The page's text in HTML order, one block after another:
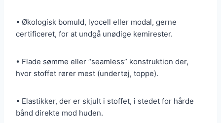
• Økologisk bomuld, lyocell eller modal, gerne
certificeret, for at undgå unødige kemirester.
• Flade sømme eller “seamless” konstruktion der,
hvor stoffet rører mest (undertøj, toppe).
• Elastikker, der er skjult i stoffet, i stedet for hårde
bånd direkte mod huden.